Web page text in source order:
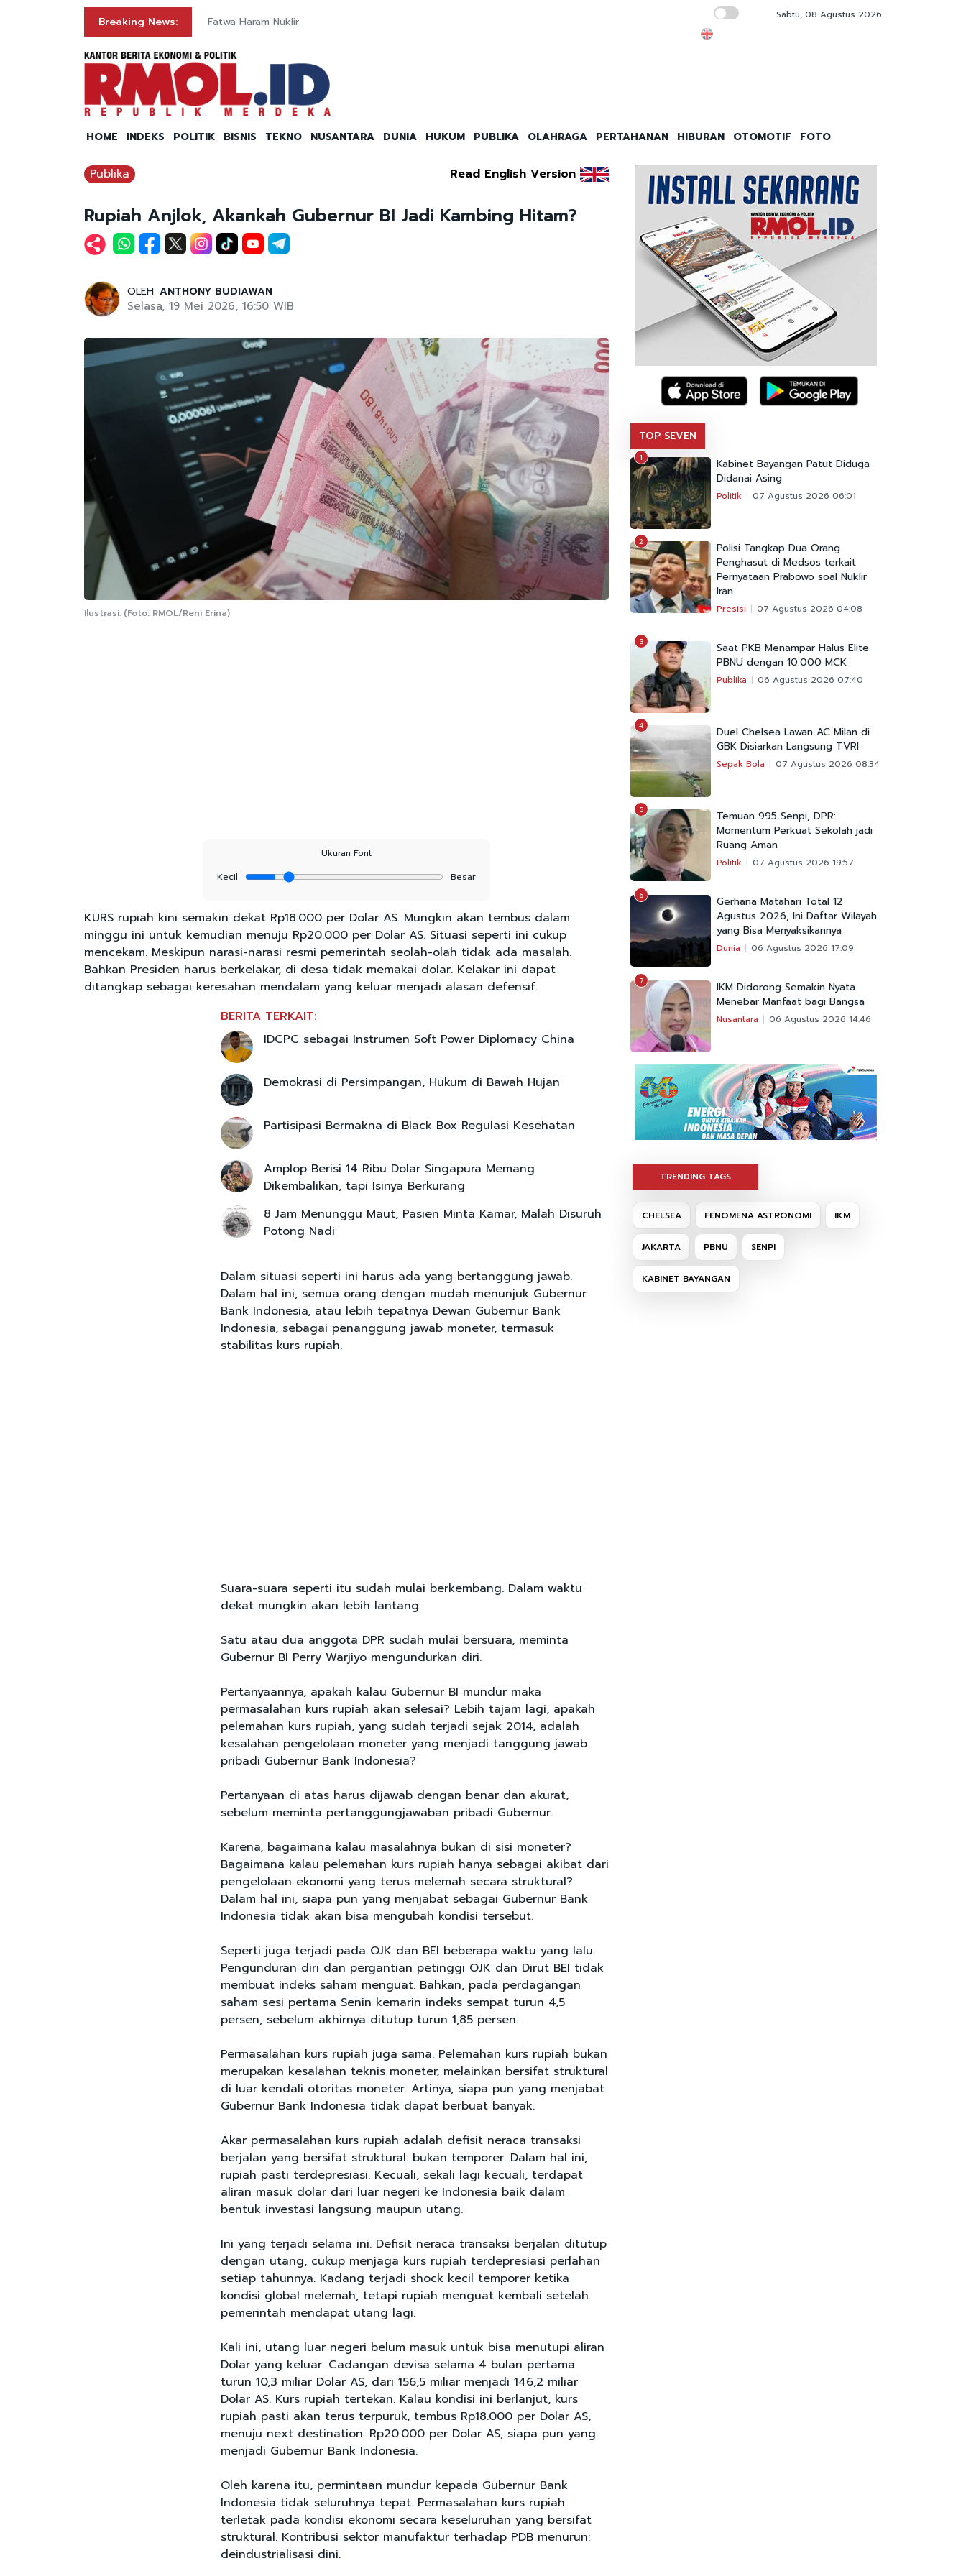
Breaking News: Fatwa Haram Nuklir Gedung Bapenda DKI Kebakaran
Sabtu, 08 Agustus 2026
HOME INDEKS POLITIK BISNIS TEKNO NUSANTARA DUNIA HUKUM PUBLIKA OLAHRAGA PERTAHANAN HIBURAN OTOMOTIF FOTO
Publika Read English Version
Rupiah Anjlok, Akankah Gubernur BI Jadi Kambing Hitam?
OLEH: ANTHONY BUDIAWAN
Selasa, 19 Mei 2026, 16:50 WIB
Ilustrasi. (Foto: RMOL/Reni Erina)
Ukuran Font
Kecil
Besar
KURS rupiah kini semakin dekat Rp18.000 per Dolar AS. Mungkin akan tembus dalam
minggu ini untuk kemudian menuju Rp20.000 per Dolar AS. Situasi seperti ini cukup
mencekam. Meskipun narasi-narasi resmi pemerintah seolah-olah tidak ada masalah.
Bahkan Presiden harus berkelakar, di desa tidak memakai dolar. Kelakar ini dapat
ditangkap sebagai keresahan mendalam yang keluar menjadi alasan defensif.
BERITA TERKAIT:
IDCPC sebagai Instrumen Soft Power Diplomacy China
Demokrasi di Persimpangan, Hukum di Bawah Hujan
Partisipasi Bermakna di Black Box Regulasi Kesehatan
Amplop Berisi 14 Ribu Dolar Singapura Memang
Dikembalikan, tapi Isinya Berkurang
8 Jam Menunggu Maut, Pasien Minta Kamar, Malah Disuruh
Potong Nadi
Dalam situasi seperti ini harus ada yang bertanggung jawab.
Dalam hal ini, semua orang dengan mudah menunjuk Gubernur
Bank Indonesia, atau lebih tepatnya Dewan Gubernur Bank
Indonesia, sebagai penanggung jawab moneter, termasuk
stabilitas kurs rupiah.
Suara-suara seperti itu sudah mulai berkembang. Dalam waktu
dekat mungkin akan lebih lantang.
Satu atau dua anggota DPR sudah mulai bersuara, meminta
Gubernur BI Perry Warjiyo mengundurkan diri.
Pertanyaannya, apakah kalau Gubernur BI mundur maka
permasalahan kurs rupiah akan selesai? Lebih tajam lagi, apakah
pelemahan kurs rupiah, yang sudah terjadi sejak 2014, adalah
kesalahan pengelolaan moneter yang menjadi tanggung jawab
pribadi Gubernur Bank Indonesia?
Pertanyaan di atas harus dijawab dengan benar dan akurat,
sebelum meminta pertanggungjawaban pribadi Gubernur.
Karena, bagaimana kalau masalahnya bukan di sisi moneter?
Bagaimana kalau pelemahan kurs rupiah hanya sebagai akibat dari
pengelolaan ekonomi yang terus melemah secara struktural?
Dalam hal ini, siapa pun yang menjabat sebagai Gubernur Bank
Indonesia tidak akan bisa mengubah kondisi tersebut.
Seperti juga terjadi pada OJK dan BEI beberapa waktu yang lalu.
Pengunduran diri dan pergantian petinggi OJK dan Dirut BEI tidak
membuat indeks saham menguat. Bahkan, pada perdagangan
saham sesi pertama Senin kemarin indeks sempat turun 4,5
persen, sebelum akhirnya ditutup turun 1,85 persen.
Permasalahan kurs rupiah juga sama. Pelemahan kurs rupiah bukan
merupakan kesalahan teknis moneter, melainkan bersifat struktural
di luar kendali otoritas moneter. Artinya, siapa pun yang menjabat
Gubernur Bank Indonesia tidak dapat berbuat banyak.
Akar permasalahan kurs rupiah adalah defisit neraca transaksi
berjalan yang bersifat struktural: bukan temporer. Dalam hal ini,
rupiah pasti terdepresiasi. Kecuali, sekali lagi kecuali, terdapat
aliran masuk dolar dari luar negeri ke Indonesia baik dalam
bentuk investasi langsung maupun utang.
Ini yang terjadi selama ini. Defisit neraca transaksi berjalan ditutup
dengan utang, cukup menjaga kurs rupiah terdepresiasi perlahan
setiap tahunnya. Kadang terjadi shock kecil temporer ketika
kondisi global melemah, tetapi rupiah menguat kembali setelah
pemerintah mendapat utang lagi.
Kali ini, utang luar negeri belum masuk untuk bisa menutupi aliran
Dolar yang keluar. Cadangan devisa selama 4 bulan pertama
turun 10,3 miliar Dolar AS, dari 156,5 miliar menjadi 146,2 miliar
Dolar AS. Kurs rupiah tertekan. Kalau kondisi ini berlanjut, kurs
rupiah pasti akan terus terpuruk, tembus Rp18.000 per Dolar AS,
menuju next destination: Rp20.000 per Dolar AS, siapa pun yang
menjadi Gubernur Bank Indonesia.
Oleh karena itu, permintaan mundur kepada Gubernur Bank
Indonesia tidak seluruhnya tepat. Permasalahan kurs rupiah
terletak pada kondisi ekonomi secara keseluruhan yang bersifat
struktural. Kontribusi sektor manufaktur terhadap PDB menurun:
deindustrialisasi dini.
TOP SEVEN
1
Kabinet Bayangan Patut Diduga
Didanai Asing
Politik 07 Agustus 2026 06:01
2
Polisi Tangkap Dua Orang
Penghasut di Medsos terkait
Pernyataan Prabowo soal Nuklir
Iran
Presisi 07 Agustus 2026 04:08
3
Saat PKB Menampar Halus Elite
PBNU dengan 10.000 MCK
Publika 06 Agustus 2026 07:40
4
Duel Chelsea Lawan AC Milan di
GBK Disiarkan Langsung TVRI
Sepak Bola 07 Agustus 2026 08:34
5
Temuan 995 Senpi, DPR:
Momentum Perkuat Sekolah jadi
Ruang Aman
Politik 07 Agustus 2026 19:57
6
Gerhana Matahari Total 12
Agustus 2026, Ini Daftar Wilayah
yang Bisa Menyaksikannya
Dunia 06 Agustus 2026 17:09
7
IKM Didorong Semakin Nyata
Menebar Manfaat bagi Bangsa
Nusantara 06 Agustus 2026 14:46
TRENDING TAGS
CHELSEA FENOMENA ASTRONOMI IKM
JAKARTA PBNU SENPI
KABINET BAYANGAN